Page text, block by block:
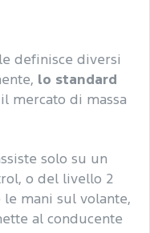
definisce diversi
lo standard
mercato di massa
solo su un
o del livello 2
mani sul volante,
al conducente